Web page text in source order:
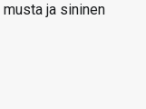
ja sininen